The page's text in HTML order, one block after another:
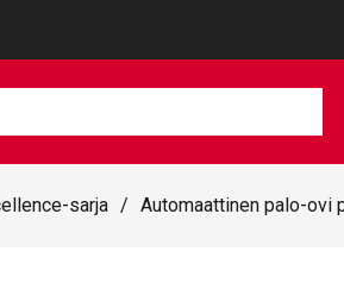
sarja / Automaattinen palo-ovi